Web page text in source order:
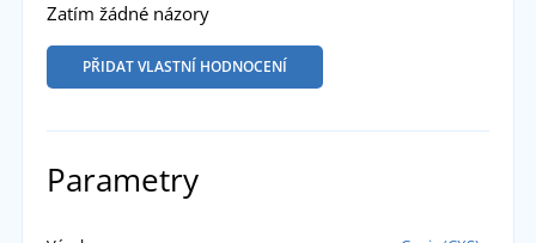
Zatím žádné názory
PŘIDAT VLASTNÍ HODNOCENÍ
Parametry